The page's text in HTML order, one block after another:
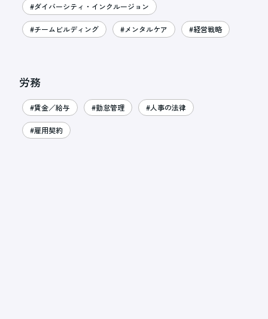
#ダイバーシティ・インクルージョン
#チームビルディング #メンタルケア #経営戦略
労務
#賃金／給与 #勤怠管理 #人事の法律
#雇用契約